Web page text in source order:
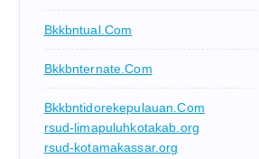
Bkkbntual.com
Bkkbnternate.com
Bkkbntidorekepulauan.com
rsud-limapuluhkotakab.org
rsud-kotamakassar.org